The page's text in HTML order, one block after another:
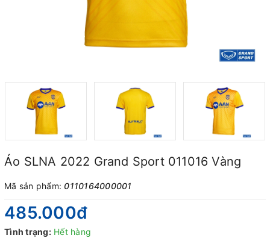
Áo SLNA 2022 Grand Sport 011016 Vàng
Mã sản phẩm: 0110164000001
485.000₫
Tình trạng: Hết hàng